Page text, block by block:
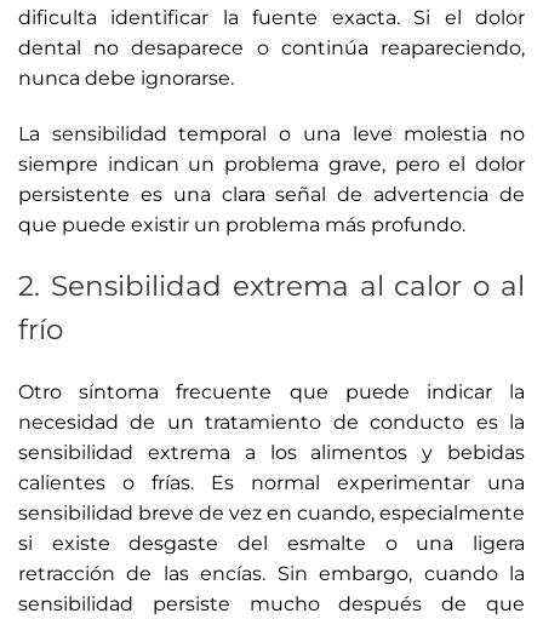
dificulta identificar la fuente exacta. Si el dolor
dental no desaparece o continúa reapareciendo,
nunca debe ignorarse.
La sensibilidad temporal o una leve molestia no
siempre indican un problema grave, pero el dolor
persistente es una clara señal de advertencia de
que puede existir un problema más profundo.
2. Sensibilidad extrema al calor o al
frío
Otro síntoma frecuente que puede indicar la
necesidad de un tratamiento de conducto es la
sensibilidad extrema a los alimentos y bebidas
calientes o frías. Es normal experimentar una
sensibilidad breve de vez en cuando, especialmente
si existe desgaste del esmalte o una ligera
retracción de las encías. Sin embargo, cuando la
sensibilidad persiste mucho después de que